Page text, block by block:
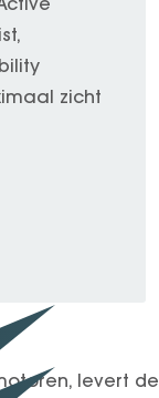
zicht
levert de